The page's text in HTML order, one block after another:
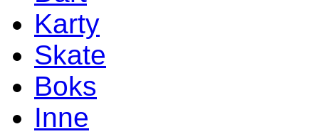
Karty
Skate
Boks
Inne